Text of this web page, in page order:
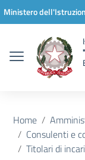
Vai ai contenuti
Vai al menu di
Vai al footer
Ministero
Home
Consulenti e
Titolari di